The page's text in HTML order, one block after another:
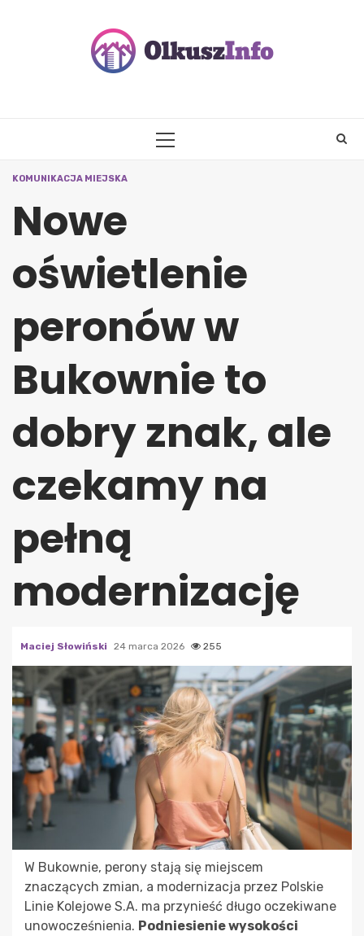
PRIMARY
KOMUNIKACJA MIEJSKA
Nowe
oświetlenie
peronów w
Bukownie to
dobry znak, ale
czekamy na
pełną
modernizację
Maciej Słowiński 24 marca 2026 255
W Bukownie, perony stają się miejscem
znaczących zmian, a modernizacja przez Polskie
Linie Kolejowe S.A. ma przynieść długo oczekiwane
unowocześnienia. Podniesienie wysokości